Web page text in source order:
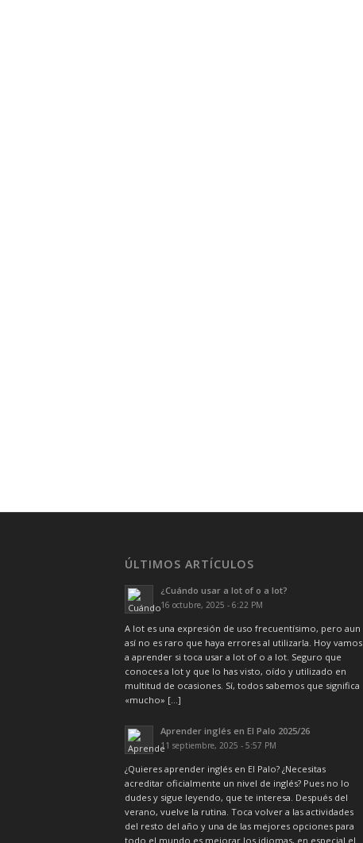
ÚLTIMOS ARTÍCULOS
¿Cuándo usar a lot of o a lot?
16 octubre, 2025 - 6:22 PM
A lot es una expresión de uso frecuentísimo, pero aun
así no es raro que haya errores al utilizarla. Hoy vamos
a aprender si toca usar a lot of o a lot. Seguro que
conoces a lot y que lo has visto, oído y utilizado en
multitud de ocasiones. Sí, todos sabemos que significa
«mucho» […]
Aprender inglés en El Palo 2025/26
11 septiembre, 2025 - 5:57 PM
¿Quieres aprender inglés en El Palo? ¿Necesitas
acreditar oficialmente un nivel de inglés? Pues no lo
dudes y sigue leyendo, que te interesa. Después del
verano, vuelve la rutina. Toca volver a las actividades
del resto del año y una de las mejores opciones para
todo el mundo es mejorar los idiomas, en especial el